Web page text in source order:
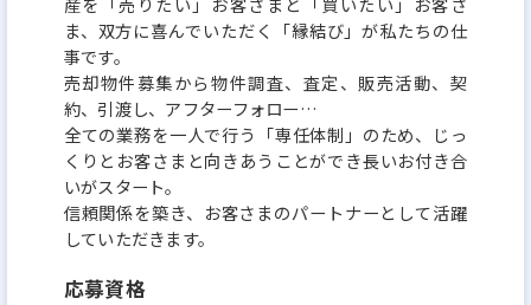
ま、双方に喜んでいただく「縁結び」が私たちの仕
事です。
売却物件募集から物件調査、査定、販売活動、契
約、引渡し、アフターフォロー…
全ての業務を一人で行う「専任体制」のため、じっ
くりとお客さまと向きあうことができ長いお付き合
いがスタート。
信頼関係を築き、お客さまのパートナーとして活躍
していただきます。
応募資格